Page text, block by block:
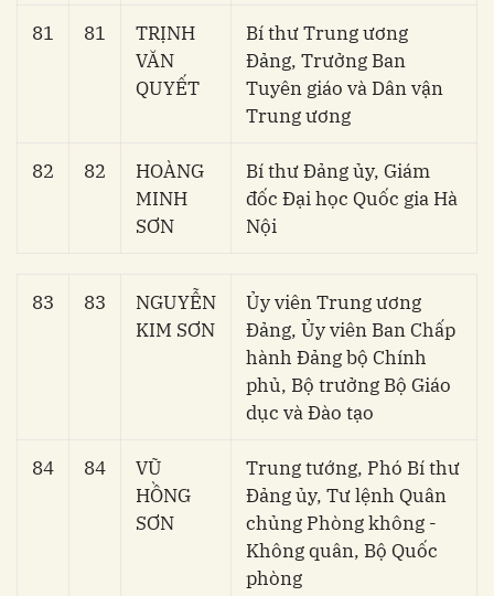
81 81
TRỊNH
VĂN
QUYẾT
Bí thư Trung ương
Đảng, Trưởng Ban
Tuyên giáo và Dân vận
Trung ương
82 82
HOÀNG
MINH
SƠN
Bí thư Đảng ủy, Giám
đốc Đại học Quốc gia Hà
Nội
83 83
NGUYỄN
KIM SƠN
Ủy viên Trung ương
Đảng, Ủy viên Ban Chấp
hành Đảng bộ Chính
phủ, Bộ trưởng Bộ Giáo
dục và Đào tạo
84 84
VŨ
HỒNG
SƠN
Trung tướng, Phó Bí thư
Đảng ủy, Tư lệnh Quân
chủng Phòng không -
Không quân, Bộ Quốc
phòng